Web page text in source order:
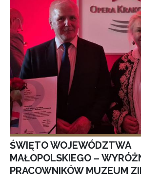
ŚWIĘTO WOJEWÓDZTWA
MAŁOPOLSKIEGO –
PRACOWNIKÓW MUZEUM